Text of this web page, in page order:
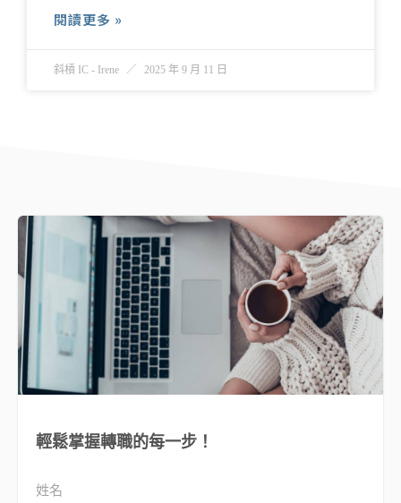
閱讀更多 »
斜槓 IC - Irene 2025 年 9 月 11 日
輕鬆掌握轉職的每一步！